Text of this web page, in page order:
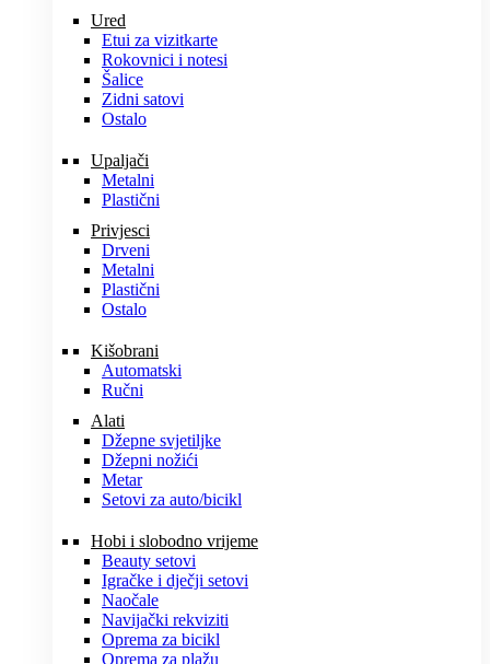
Ured
Etui za vizitkarte
Rokovnici i notesi
Šalice
Zidni satovi
Ostalo
Upaljači
Metalni
Plastični
Privjesci
Drveni
Metalni
Plastični
Ostalo
Kišobrani
Automatski
Ručni
Alati
Džepne svjetiljke
Džepni nožići
Metar
Setovi za auto/bicikl
Hobi i slobodno vrijeme
Beauty setovi
Igračke i dječji setovi
Naočale
Navijački rekviziti
Oprema za bicikl
Oprema za plažu